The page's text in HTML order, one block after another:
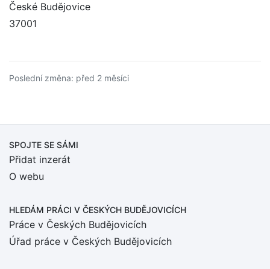
České Budějovice
37001
Poslední změna: před 2 měsíci
SPOJTE SE SÁMI
Přidat inzerát
O webu
HLEDÁM PRÁCI V ČESKÝCH BUDĚJOVICÍCH
Práce v Českých Budějovicích
Úřad práce v Českých Budějovicích